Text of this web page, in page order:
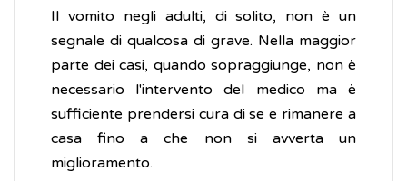
Il vomito negli adulti, di solito, non è un
segnale di qualcosa di grave. Nella maggior
parte dei casi, quando sopraggiunge, non è
necessario l'intervento del medico ma è
sufficiente prendersi cura di se e rimanere a
casa fino a che non si avverta un
miglioramento.